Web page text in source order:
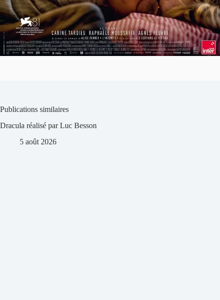
Publications similaires
Dracula réalisé par Luc Besson
5 août 2026